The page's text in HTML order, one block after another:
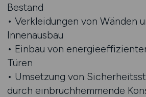
Bestand
• Verkleidungen von Wänden
Innenausbau
• Einbau von
Türen
• Umsetzung von
durch einbruchhemmende